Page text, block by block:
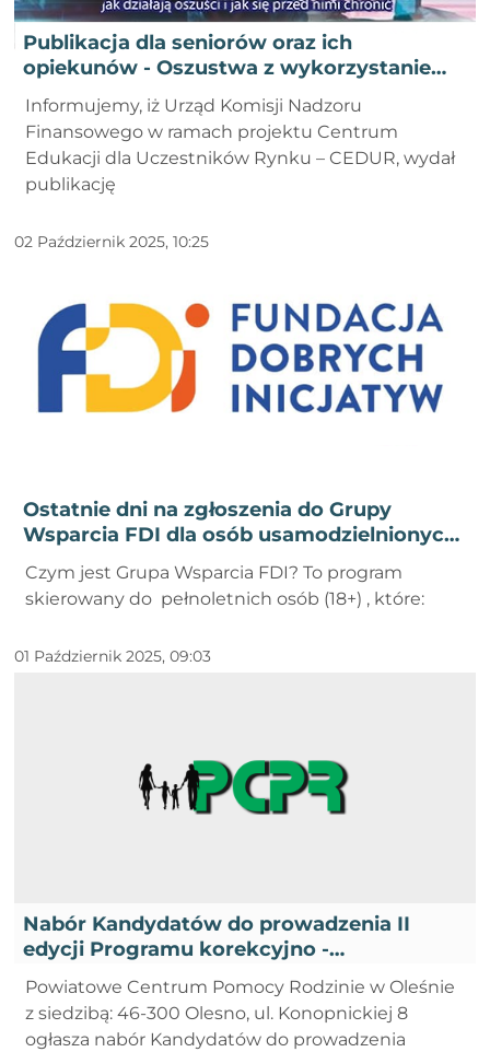
Publikacja dla seniorów oraz ich
opiekunów - Oszustwa z wykorzystaniem
wizerunku Urzędu Komisji Nadzoru
Finansowego – jak działają oszuści i jak się
przed nimi chronić
Informujemy, iż Urząd Komisji Nadzoru
Finansowego w ramach projektu Centrum
Edukacji dla Uczestników Rynku – CEDUR, wydał
publikację
02 Październik 2025, 10:25
Ostatnie dni na zgłoszenia do Grupy
Wsparcia FDI dla osób usamodzielnionych
z pieczy zastępczej
Czym jest Grupa Wsparcia FDI? To program
skierowany do pełnoletnich osób (18+) , które:
01 Październik 2025, 09:03
Nabór Kandydatów do prowadzenia II
edycji Programu korekcyjno -
edukacyjnego dla osób stosujących
przemoc domową w roku 2025 - III
Powiatowe Centrum Pomocy Rodzinie w Oleśnie
z siedzibą: 46-300 Olesno, ul. Konopnickiej 8
ogłasza nabór Kandydatów do prowadzenia